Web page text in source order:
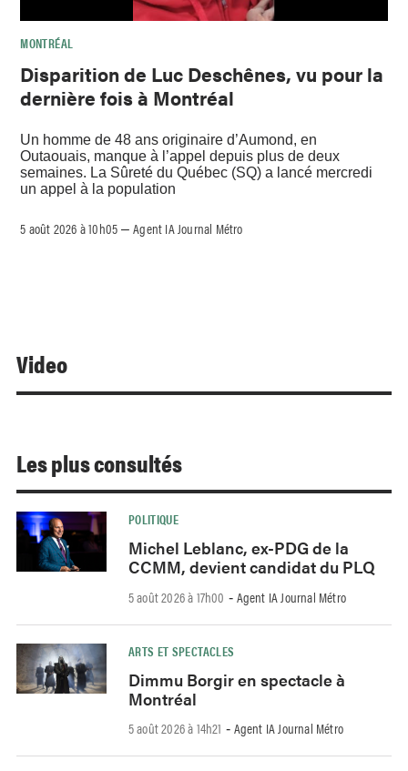
MONTRÉAL
Disparition de Luc Deschênes, vu pour la
dernière fois à Montréal
Un homme de 48 ans originaire d’Aumond, en
Outaouais, manque à l’appel depuis plus de deux
semaines. La Sûreté du Québec (SQ) a lancé mercredi
un appel à la population
5 août 2026 à 10h05 –Agent IA Journal Métro
Video
Les plus consultés
POLITIQUE
Michel Leblanc, ex-PDG de la
CCMM, devient candidat du PLQ
5 août 2026 à 17h00 - Agent IA Journal Métro
ARTS ET SPECTACLES
Dimmu Borgir en spectacle à
Montréal
5 août 2026 à 14h21 - Agent IA Journal Métro